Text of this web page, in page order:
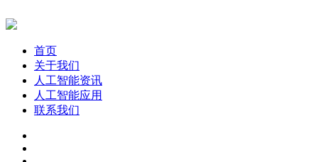
首页
关于我们
人工智能资讯
人工智能应用
联系我们